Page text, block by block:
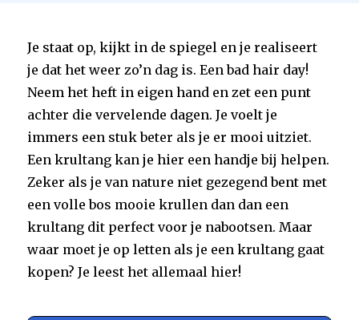
Je staat op, kijkt in de spiegel en je realiseert
je dat het weer zo’n dag is. Een bad hair day!
Neem het heft in eigen hand en zet een punt
achter die vervelende dagen. Je voelt je
immers een stuk beter als je er mooi uitziet.
Een krultang kan je hier een handje bij helpen.
Zeker als je van nature niet gezegend bent met
een volle bos mooie krullen dan dan een
krultang dit perfect voor je nabootsen. Maar
waar moet je op letten als je een krultang gaat
kopen? Je leest het allemaal hier!